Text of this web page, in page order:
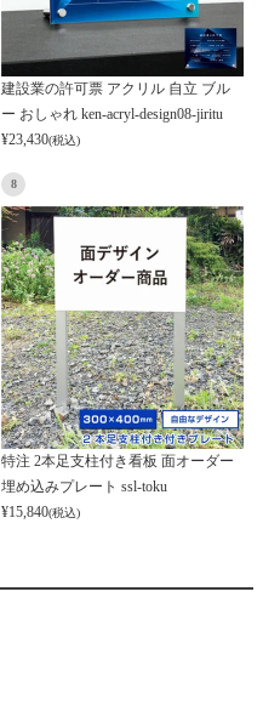
建設業の許可票 アクリル 自立 ブル
ー おしゃれ ken-acryl-design08-jiritu
¥23,430(税込)
8
特注 2本足支柱付き看板 面オーダー
埋め込みプレート ssl-toku
¥15,840(税込)